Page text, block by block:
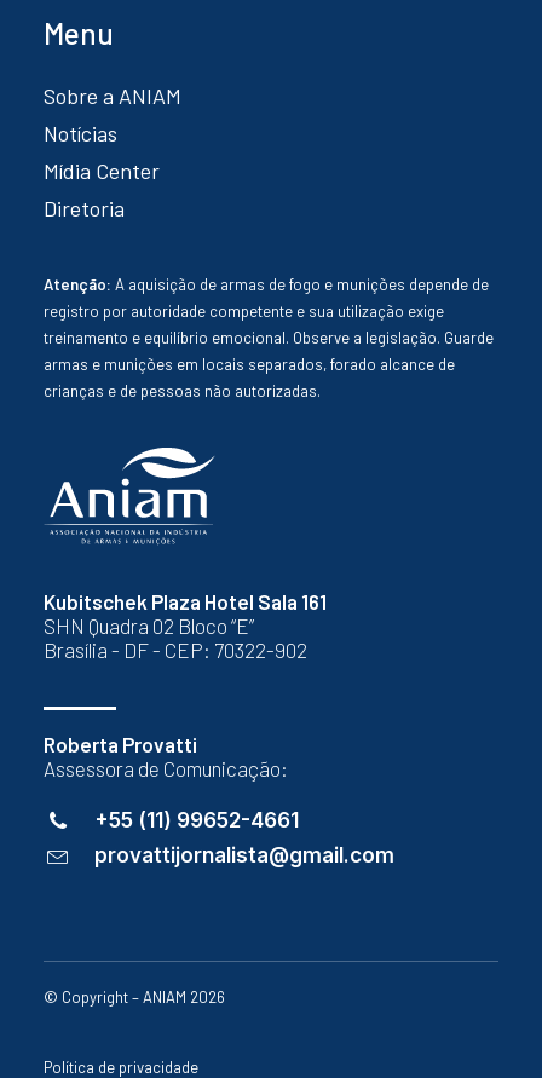
Kubitschek Plaza Hotel Sala 161
SHN Quadra 02 Bloco “E”
Brasília - DF - CEP: 70322-902
Roberta Provatti
Assessora de Comunicação:
+55 (11) 99652-4661
provattijornalista@gmail.com
Menu
Sobre a ANIAM
Notícias
Mídia Center
Diretoria
Atenção: A aquisição de armas de fogo e munições depende de
registro por autoridade competente e sua utilização exige
treinamento e equilíbrio emocional. Observe a legislação. Guarde
armas e munições em locais separados, forado alcance de
crianças e de pessoas não autorizadas.
© Copyright – ANIAM 2026
Política de privacidade